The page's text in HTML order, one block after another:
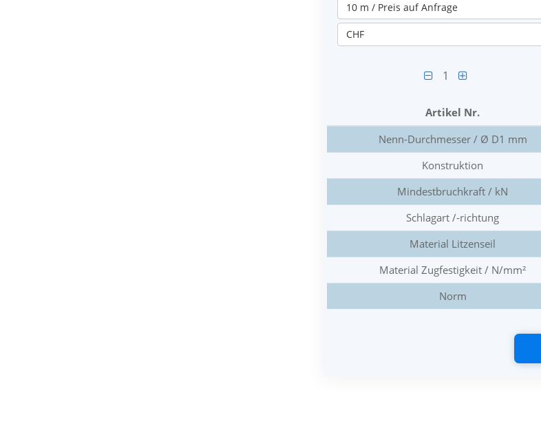
10 m / Preis auf Anfrage
CHF
1
Artikel Nr.
Nenn-Durchmesser / Ø D1 mm
Konstruktion
Mindestbruchkraft / kN
Schlagart /-richtung
Material Litzenseil
Material Zugfestigkeit / N/mm²
Norm